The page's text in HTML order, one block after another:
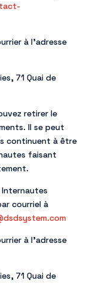
à l’adresse
71 Quai de
retirer le
Il se peut
continuent à être
faisant
courriel à
à l’adresse
71 Quai de